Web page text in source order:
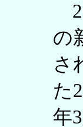
の
さ
た
年